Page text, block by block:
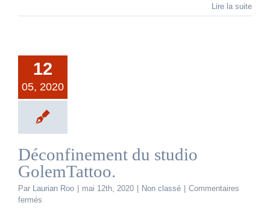
Lire la suite
12
05, 2020
Déconfinement du studio
GolemTattoo.
Par Laurian Roo mai 12th, 2020 Non classé
Commentaires
fermés